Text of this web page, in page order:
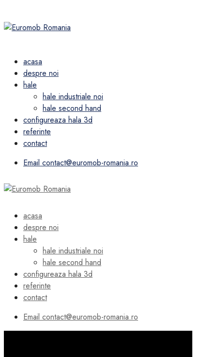
acasa
despre noi
hale
hale industriale noi
hale second hand
configureaza hala 3d
referinte
contact
Email contact@euromob-romania.ro
acasa
despre noi
hale
hale industriale noi
hale second hand
configureaza hala 3d
referinte
contact
Email contact@euromob-romania.ro